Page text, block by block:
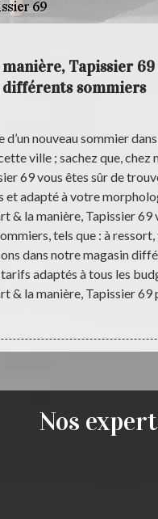
Tapissier 69
différents sommiers
d’un nouveau sommier
ville ; sachez que, chez
69 vous êtes sûr de
et adapté à votre
& la manière, Tapissier 69
tels que : à
dans notre magasin
adaptés à tous les
& la manière, Tapissier 69
Nos